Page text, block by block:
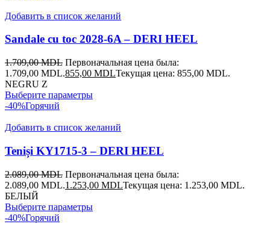
Добавить в список желаний
Sandale cu toc 2028-6A – DERI HEEL
1.709,00MDL Первоначальная цена была:
1.709,00 MDL.855,00 MDLТекущая цена: 855,00 MDL.
NEGRU Z
Выберите параметры
-40%Горячий
Добавить в список желаний
Teniși KY1715-3 – DERI HEEL
2.089,00MDL Первоначальная цена была:
2.089,00 MDL.1.253,00 MDLТекущая цена: 1.253,00 MDL.
БЕЛЫЙ
Выберите параметры
-40%Горячий